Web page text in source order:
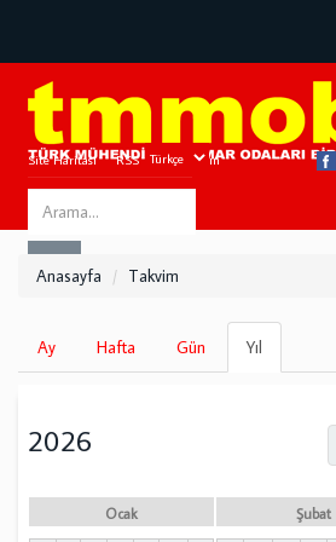
Site Haritası RSS Bize Ulaşın
Search
this
Anasayfa Takvim
Birincil
sekmeler
Ay Hafta Gün Yıl
sekme)
2026
Ocak Şubat